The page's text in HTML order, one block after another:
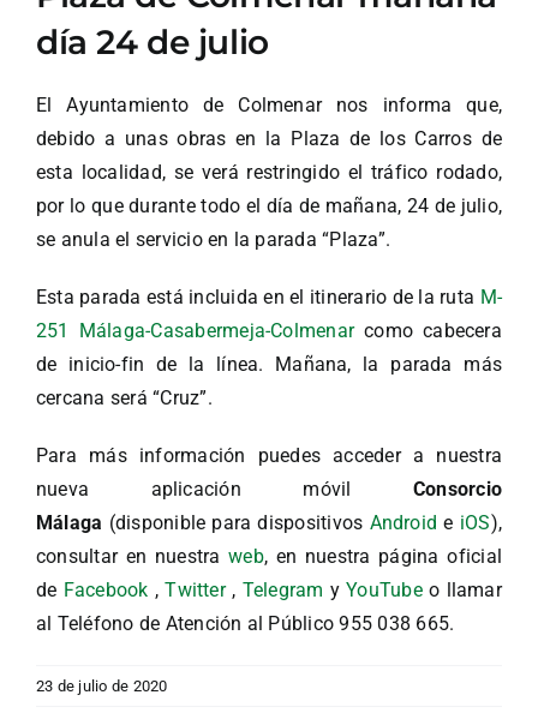
día 24 de julio
El Ayuntamiento de Colmenar nos informa que,
debido a unas obras en la Plaza de los Carros de
esta localidad, se verá restringido el tráfico rodado,
por lo que durante todo el día de mañana, 24 de julio,
se anula el servicio en la parada “Plaza”.
Esta parada está incluida en el itinerario de la ruta M-
251 Málaga-Casabermeja-Colmenarcomo cabecera
de inicio-fin de la línea. Mañana, la parada más
cercana será “Cruz”.
Para más información puedes acceder a nuestra
nueva aplicación móvil Consorcio
Málaga (disponible para dispositivos Android e iOS),
consultar en nuestraweb, en nuestra página oficial
de Facebook ,Twitter, Telegram yYouTubeo llamar
al Teléfono de Atención al Público 955 038 665.
23 de julio de 2020